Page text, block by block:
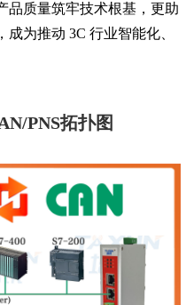
品质量筑牢技术根基，更助
为推动 3C 行业智能化、
PNS拓扑图